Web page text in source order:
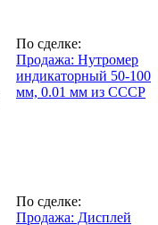
По сделке:
Продажа: Нутромер
индикаторный 50-100
мм, 0.01 мм из СССР
По сделке:
Продажа: Дисплей